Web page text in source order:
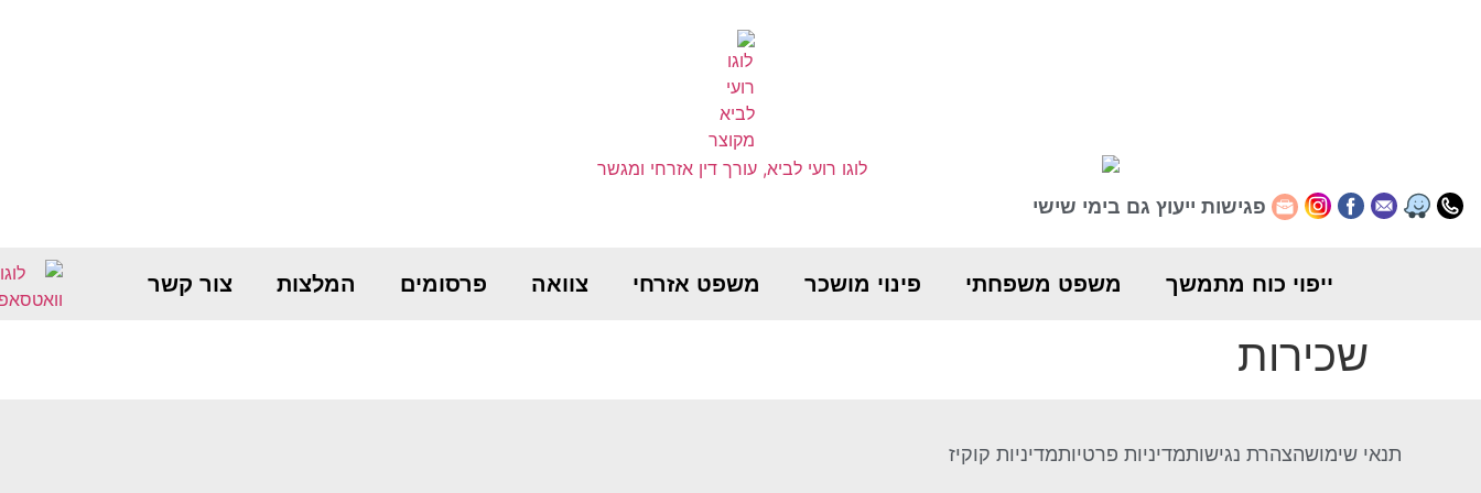
0512241144
וויז Law@roilg.co.il
פייסבוקאינסטגרם
פגישות ייעוץ גם בימי שישי
ייפוי כוח מתמשך משפט משפחתי פינוי מושכר משפט אזרחי צוואה פרסומים המלצות צור קשר
שכירות
תנאי שימושהצהרת נגישותמדיניות פרטיותמדיניות קוקיז